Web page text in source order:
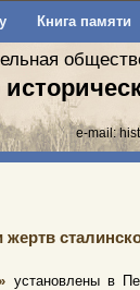
Книга памяти
e-mail:
установлены в